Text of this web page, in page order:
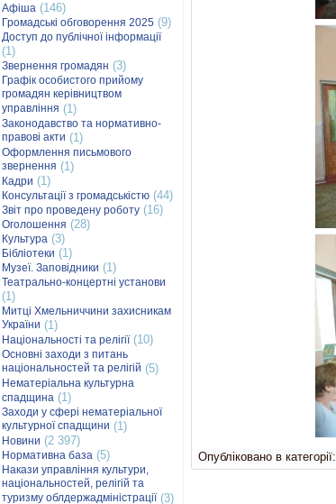
Афіша (146)
Громадські обговорення 2025 (9)
Доступ до публічної інформації
(1)
Звернення громадян (3)
Графік особистого прийому
громадян керівництвом
управління (1)
Законодавство та нормативно-
правові акти (1)
Оформлення письмового
звернення (1)
Кадри (1)
Консультації з громадськістю (44)
Звіт про проведену роботу (16)
Оголошення (28)
Культура (3)
Бібліотеки (1)
Музеї. Заповідники (1)
Театрально-концертні установи
(1)
Митці Хмельниччини захисникам
України (1)
Національності та релігії(10)
Основні заходи з питань
національностей та релігій (5)
Нематеріальна культурна
спадщина (1)
Заходи у сфері нематеріальної
культурної спадщини (1)
Новини (2 397)
Нормативна база (5)
Накази управління культури,
національностей, релігій та
туризму облдержадміністрації(3)
Опубліковано в категорії: